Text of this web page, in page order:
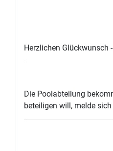
Herzlichen Glückwunsch
Die Poolabteilung
beteiligen will, melde